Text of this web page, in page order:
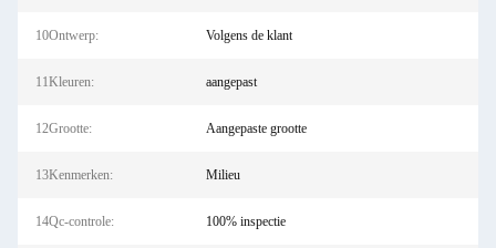
10Ontwerp: Volgens de klant
11Kleuren: aangepast
12Grootte: Aangepaste grootte
13Kenmerken: Milieu
14Qc-controle: 100% inspectie